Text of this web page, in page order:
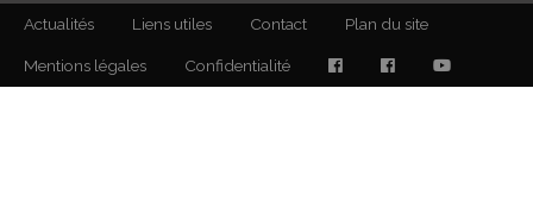
Actualités Liens utiles Contact Plan du site
Mentions légales Confidentialité